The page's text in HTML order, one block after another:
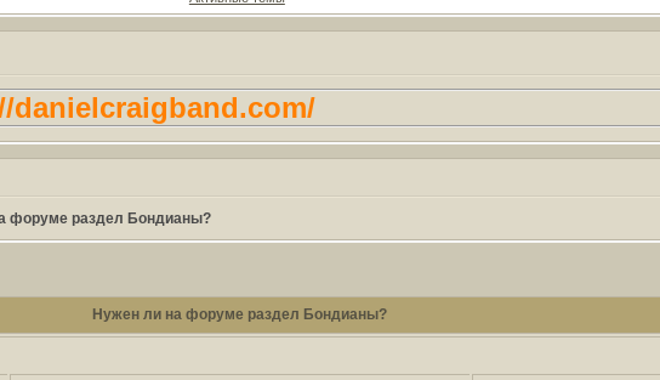
форуме раздел Бондианы?
Нужен ли на форуме раздел Бондианы?